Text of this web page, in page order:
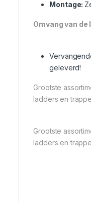
Montage:
Omvang van de
geleverd!
Grootste
ladders en
Grootste
ladders en